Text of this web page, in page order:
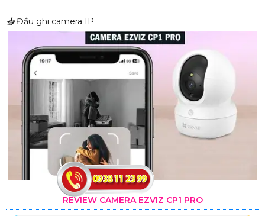
📥Đầu ghi camera IP
REVIEW CAMERA EZVIZ CP1 PRO